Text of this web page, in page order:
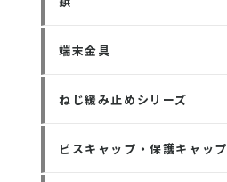
端末金具
ねじ緩み止めシリーズ
ビスキャップ・保護キャップ